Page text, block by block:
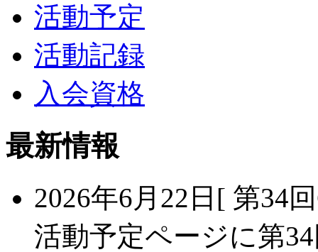
活動予定
活動記録
入会資格
最新情報
2026年6月22日 [ 第34
活動予定ページに第